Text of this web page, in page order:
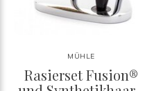
MÜHLE
Rasierset Fusion®